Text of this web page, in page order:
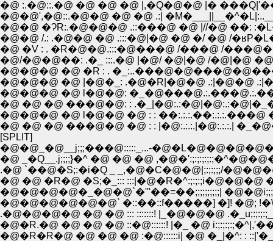
�@�@',�@::.�@�@ �@ �@ .:|
�@�@ �ɁR:.�@�@�@ .::���@ �@ |//�@ ��:
�@�@ /.: .�@�@ �@ .:::�@|�@ �@ �/ �@ /
�@ �V : . �R�@�@.:::�@���@ /���@ /
�@/�@�@��: .�_ :::.�@ |�@/ �@|�@ /�@|�@
�@�@�@ �@ �R : .
�@�@�@ �@ |�@�_: .�@�R|�@�@ .:|�@�@
�@�@�@ �@ l�@�@:
�@ �@ �@ ���@�@: :
�@ �@ �@ ���@�@ �@ : : |�@:.:.:.|�@:.:.:.|
[SPLIT]
�@�@_�@__j;;;���@:::::_...-
�@ _�Q__.j;;;;}�^ �@ �@ �@
.�@ `��@�S;:�i�Q _ _,�@�C�@�@|;:;:;;;/
�@ �@ �R�@ �S;�_:::
�@�@�@�@�_�@�@`�'''��=��;;;;;;;;;;|
�@�@�@�@�@�@` �::��::f�����] �]! �@;
.�@�@�@�@ �@ �@ ::: :::::::! |_�@�@�@
�@�R.�@ �@ �@ �@ ::�@::::::! |�_ �@
�@�R�R�@ �@ �@ �@ :�@::::::i| �@ �_|�^: :